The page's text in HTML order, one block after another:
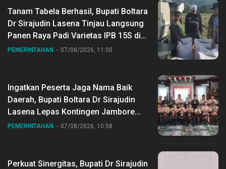
Tanam Tabela Berhasil, Bupati Boltara
Dr Sirajudin Lasena Tinjau Langsung
Panen Raya Padi Varietas IPB 15S di
Desa Gihang
PEMERINTAHAN 07/08/2026, 11:00
Ingatkan Peserta Jaga Nama Baik
Daerah, Bupati Boltara Dr Sirajudin
Lasena Lepas Kontingen Jambore
Nasional ke XII di Buperta Cibubur
PEMERINTAHAN 07/08/2026, 10:58
Perkuat Sinergitas, Bupati Dr Sirajudin